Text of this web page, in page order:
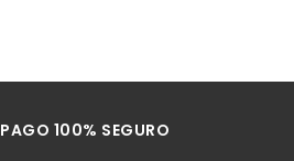
PAGO 100% SEGURO